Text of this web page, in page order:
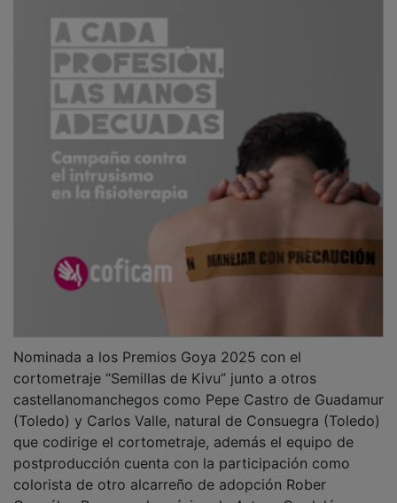
cortometraje “Semillas de Kivu” junto a otros
castellanomanchegos como Pepe Castro de Guadamur
(Toledo) y Carlos Valle, natural de Consuegra (Toledo)
que codirige el cortometraje, además el equipo de
postproducción cuenta con la participación como
colorista de otro alcarreño de adopción Rober
González Ramos, y la música de Arturo Cardelús,